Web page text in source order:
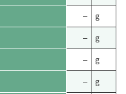
– g
– g
– g
– g